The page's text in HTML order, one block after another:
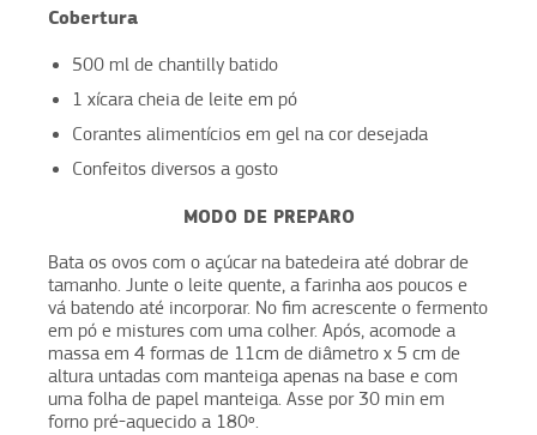
Cobertura
500 ml de chantilly batido
1 xícara cheia de leite em pó
Corantes alimentícios em gel na cor desejada
Confeitos diversos a gosto
MODO DE PREPARO
Bata os ovos com o açúcar na batedeira até dobrar de
tamanho. Junte o leite quente, a farinha aos poucos e
vá batendo até incorporar. No fim acrescente o fermento
em pó e mistures com uma colher. Após, acomode a
massa em 4 formas de 11cm de diâmetro x 5 cm de
altura untadas com manteiga apenas na base e com
uma folha de papel manteiga. Asse por 30 min em
forno pré-aquecido a 180º.